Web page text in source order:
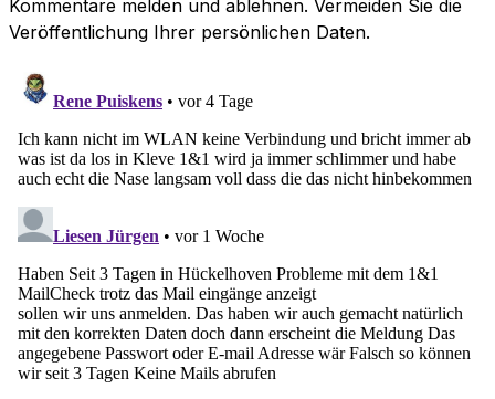
Kommentare melden und ablehnen. Vermeiden Sie die
Veröffentlichung Ihrer persönlichen Daten.